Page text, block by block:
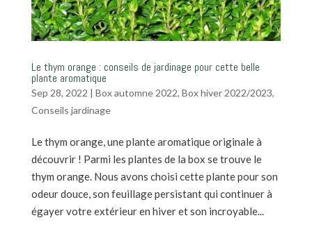
Le thym orange : conseils de jardinage pour cette belle
plante aromatique
Sep 28, 2022 | Box automne 2022, Box hiver 2022/2023,
Conseils jardinage
Le thym orange, une plante aromatique originale à
découvrir ! Parmi les plantes de la box se trouve le
thym orange. Nous avons choisi cette plante pour son
odeur douce, son feuillage persistant qui continuer à
égayer votre extérieur en hiver et son incroyable...